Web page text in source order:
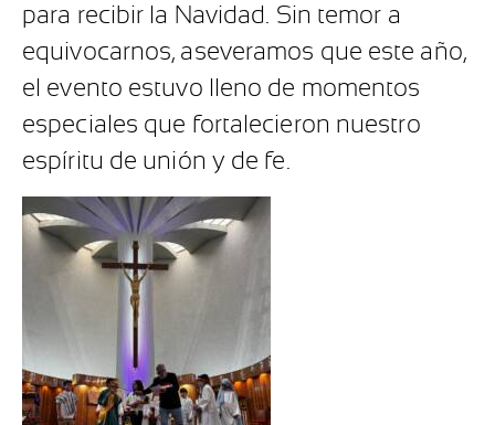
para recibir la Navidad. Sin temor a
equivocarnos, aseveramos que este año,
el evento estuvo lleno de momentos
especiales que fortalecieron nuestro
espíritu de unión y de fe.